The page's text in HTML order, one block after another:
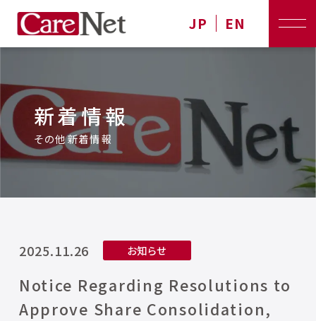
JP EN
新着情報
その他新着情報
2025.11.26 お知らせ
Notice Regarding Resolutions to
Approve Share Consolidation,